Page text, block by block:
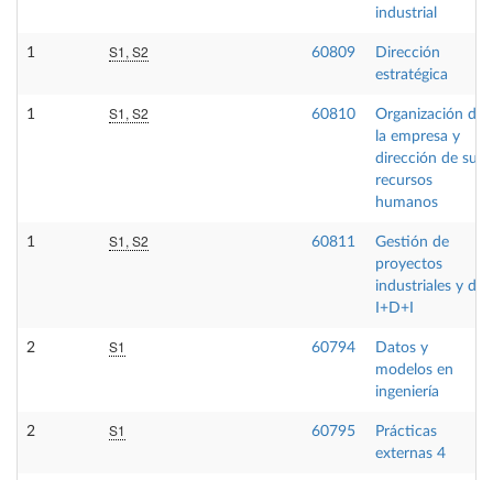
industrial
1 S1, S2 60809
Dirección
estratégica
1 S1, S2 60810
Organización de
la empresa y
dirección de sus
recursos
humanos
1 S1, S2 60811
Gestión de
proyectos
industriales y de
I+D+I
2 S1 60794
Datos y
modelos en
ingeniería
2 S1 60795
Prácticas
externas 4